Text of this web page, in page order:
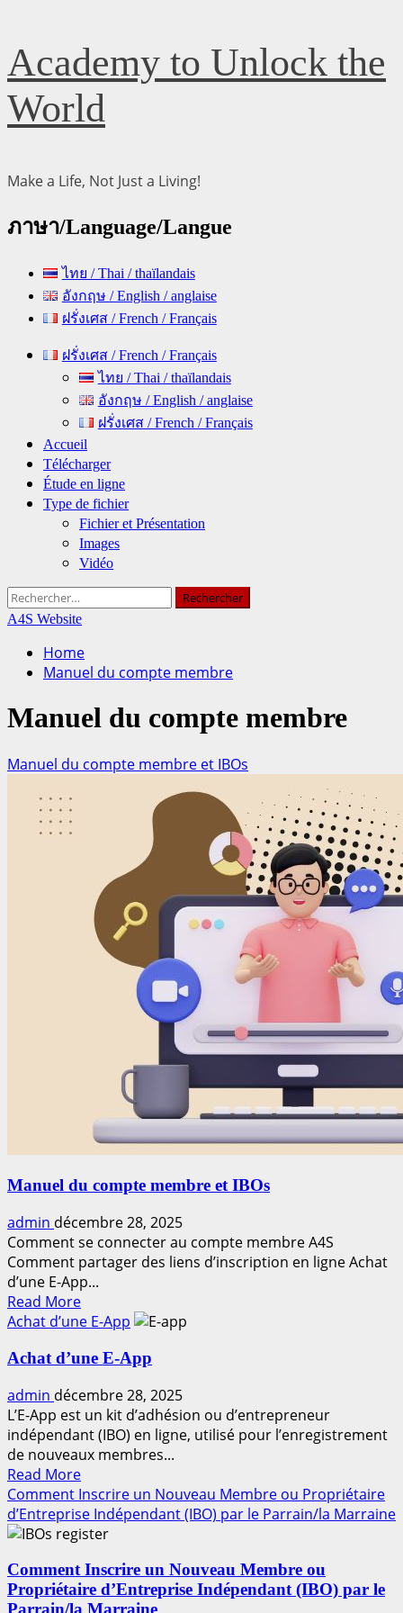
Skip
to
content
Academy to Unlock the
World
Make a Life, Not Just a Living!
ภาษา/Language/Langue
ไทย / Thai / thaïlandais
อังกฤษ / English / anglaise
ฝรั่งเศส / French / Français
Primary ฝรั่งเศส / French / Français
ไทย / Thai / thaïlandais
อังกฤษ / English / anglaise
ฝรั่งเศส / French / Français
Accueil
Télécharger
Étude en ligne
Type de fichier
Fichier et Présentation
Images
Vidéo
Rechercher :
A4S Website
Home
Manuel du compte membre
Manuel du compte membre
Manuel du compte membre et IBOs
Manuel du compte membre et IBOs
admin décembre 28, 2025
Comment se connecter au compte membre A4S
Comment partager des liens d’inscription en ligne Achat
d’une E-App...
Read MoreRead
more
Manuel
compte
membre
et
IBOs
Achat d’une E-App
Achat d’une E-App
admin décembre 28, 2025
L’E-App est un kit d’adhésion ou d’entrepreneur
indépendant (IBO) en ligne, utilisé pour l’enregistrement
de nouveaux membres...
Read MoreRead
more
about
Achat
E-
App
Comment Inscrire un Nouveau Membre ou Propriétaire
d’Entreprise Indépendant (IBO) par le Parrain/la Marraine
Comment Inscrire un Nouveau Membre ou
Propriétaire d’Entreprise Indépendant (IBO) par le
Parrain/la Marraine